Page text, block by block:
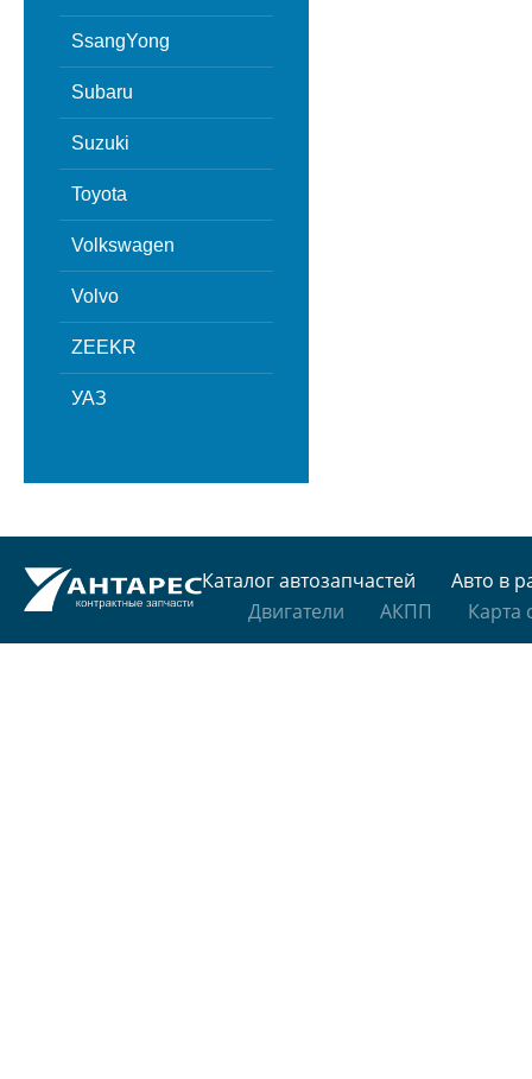
SsangYong
Subaru
Suzuki
Toyota
Volkswagen
Volvo
ZEEKR
УАЗ
Каталог автозапчастей
Авто в
Двигатели
АКПП Карта